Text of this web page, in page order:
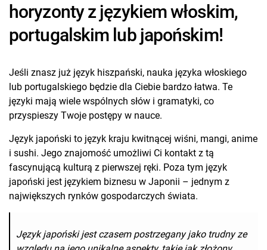
horyzonty z językiem włoskim,
portugalskim lub japońskim!
Jeśli znasz już język hiszpański, nauka języka włoskiego
lub portugalskiego będzie dla Ciebie bardzo łatwa. Te
języki mają wiele wspólnych słów i gramatyki, co
przyspieszy Twoje postępy w nauce.
Język japoński to język kraju kwitnącej wiśni, mangi, anime
i sushi. Jego znajomość umożliwi Ci kontakt z tą
fascynującą kulturą z pierwszej ręki. Poza tym język
japoński jest językiem biznesu w Japonii – jednym z
największych rynków gospodarczych świata.
Język japoński jest czasem postrzegany jako trudny ze